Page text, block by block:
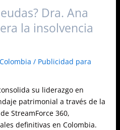
Dra. Ana
la insolvencia
/ Publicidad para
su liderazgo en
patrimonial a través de la
StreamForce 360,
definitivas en Colombia.